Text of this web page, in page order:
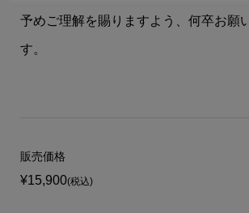
予めご理解を賜りますよう、何卒お願
す。
販売価格
¥15,900(税込)